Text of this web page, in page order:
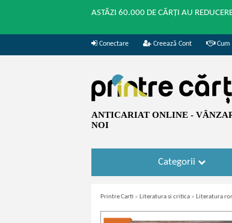
ASTĂZI 60.000 DE CĂRȚI AU
Conectare Creează Cont Cum
ANTICARIAT ONLINE -
NOI
Categorii
Printre Carti » Literatura si critica » Literatura